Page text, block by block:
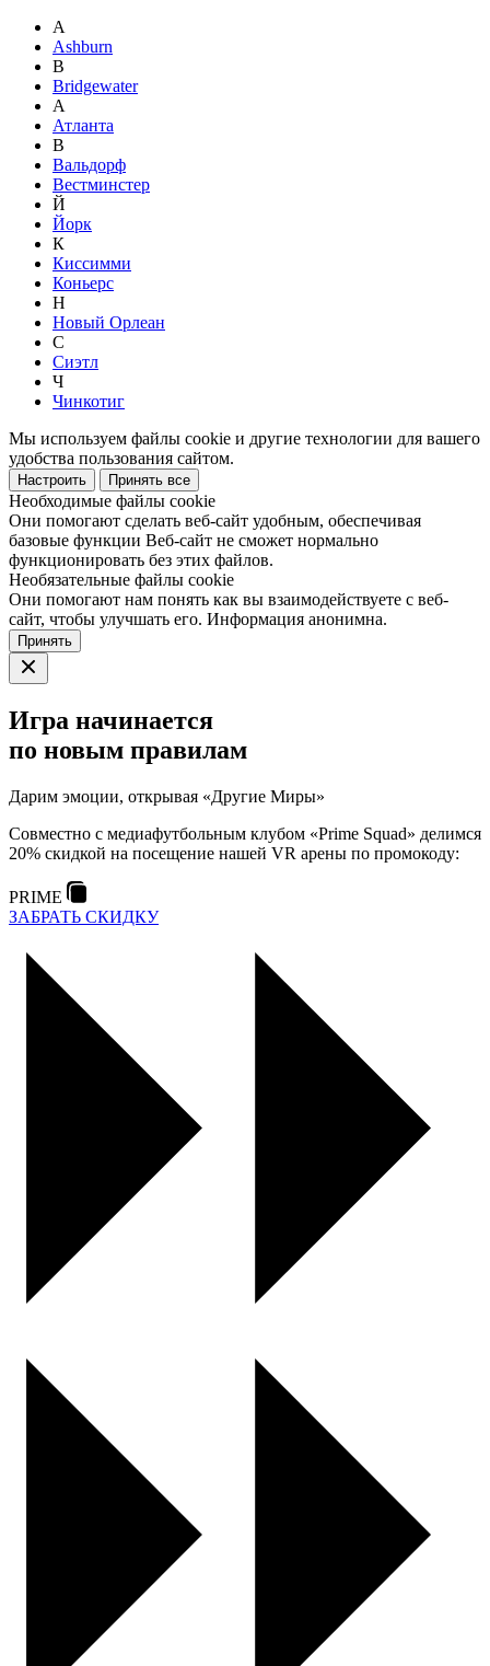
A
Ashburn
B
Bridgewater
А
Атланта
В
Вальдорф
Вестминстер
Й
Йорк
К
Киссимми
Коньерс
Н
Новый Орлеан
С
Сиэтл
Ч
Чинкотиг
Мы используем файлы cookie и другие технологии для вашего
удобства пользования сайтом.
Настроить Принять все
Необходимые файлы cookie
Они помогают сделать веб-сайт удобным, обеспечивая
базовые функции Веб-сайт не сможет нормально
функционировать без этих файлов.
Необязательные файлы cookie
Они помогают нам понять как вы взаимодействуете с веб-
сайт, чтобы улучшать его. Информация анонимна.
Принять
Игра начинается
по новым правилам
Дарим эмоции, открывая «Другие Миры»
Совместно с медиафутбольным клубом «Prime Squad» делимся
20% скидкой на посещение нашей VR арены по промокоду:
PRIME
ЗАБРАТЬ СКИДКУ